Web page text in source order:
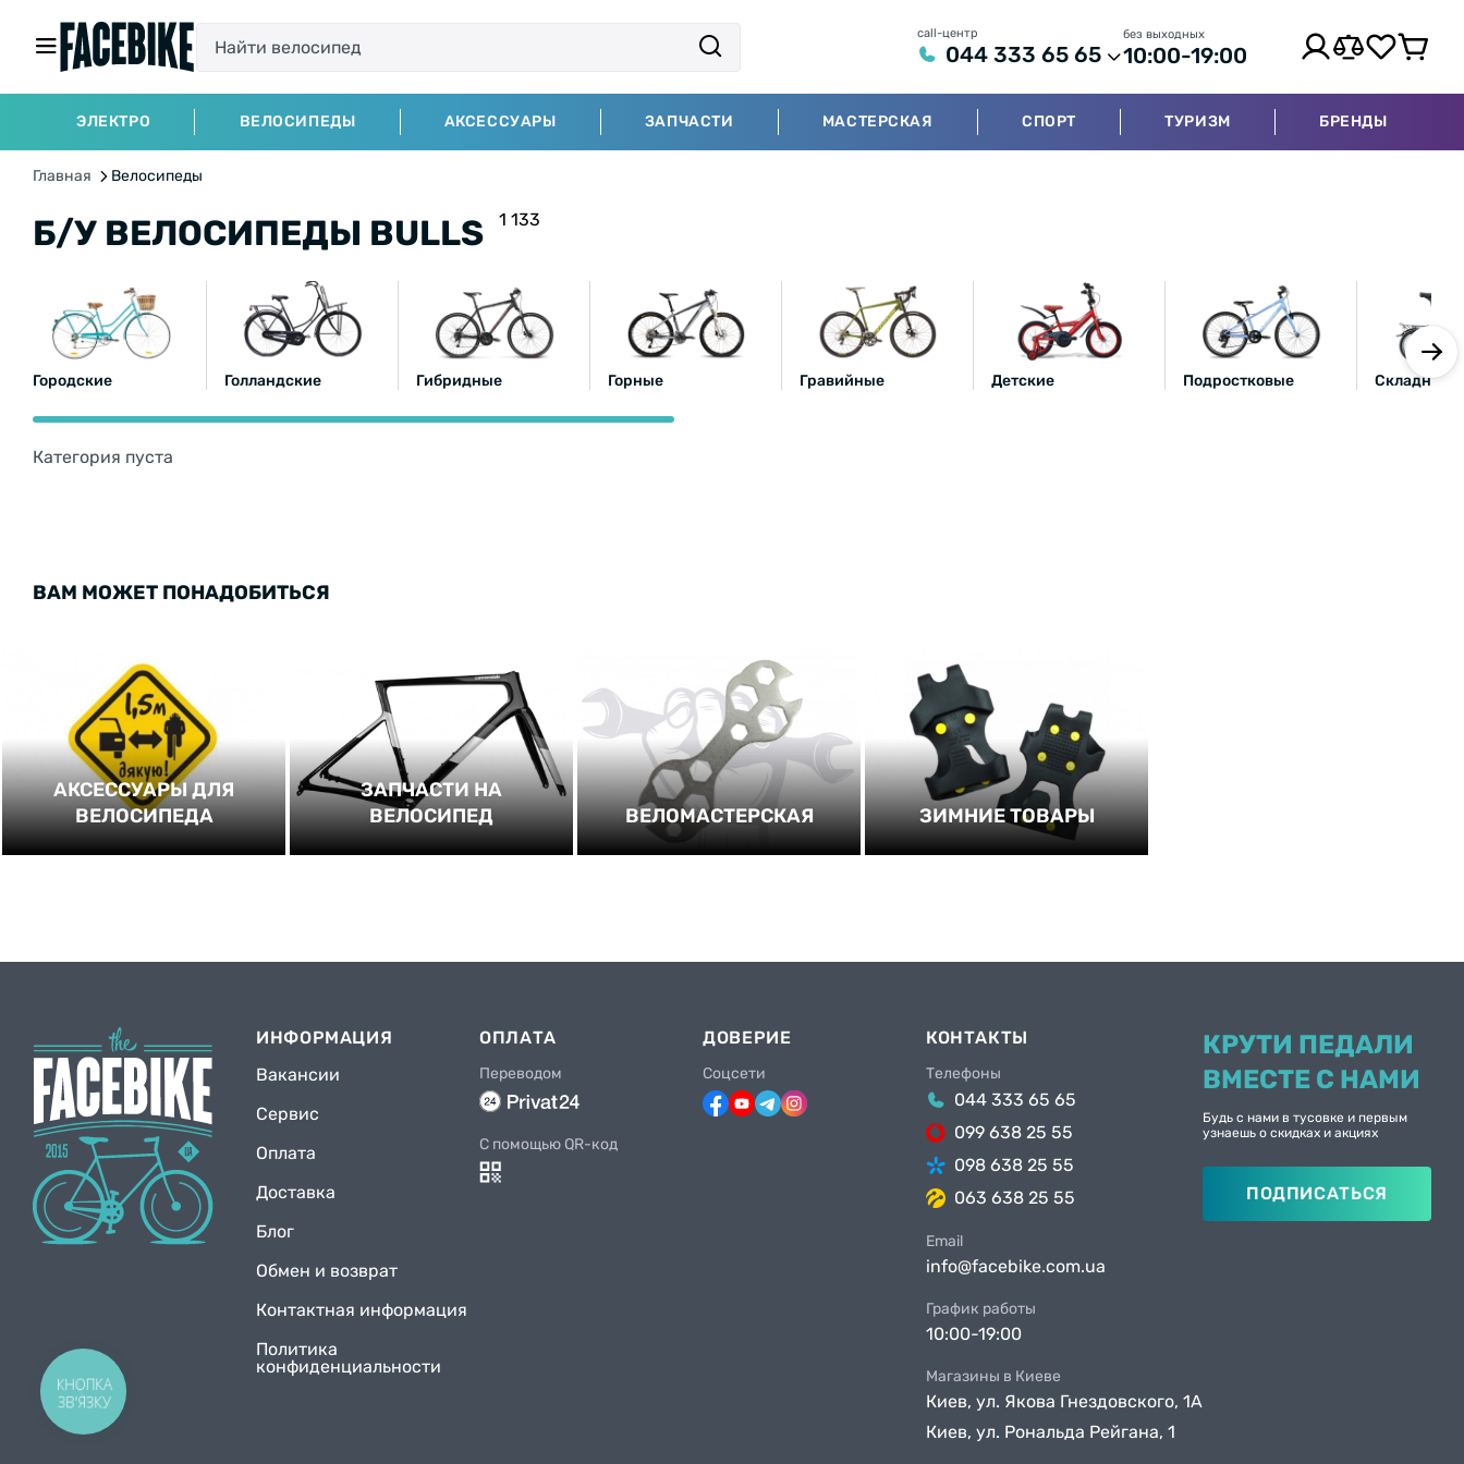
call-центр
044 333 65 65
без выходных
10:00-19:00
ЭЛЕКТРО ВЕЛОСИПЕДЫ АКСЕССУАРЫ ЗАПЧАСТИ МАСТЕРСКАЯ СПОРТ ТУРИЗМ БРЕНДЫ
Главная Велосипеды
Б/У ВЕЛОСИПЕДЫ BULLS 1 133
Городские Голландские Гибридные Горные Гравийные Детские Подростковые Складные
Категория пуста
ВАМ МОЖЕТ ПОНАДОБИТЬСЯ
АКСЕССУАРЫ ДЛЯ
ВЕЛОСИПЕДА
ЗАПЧАСТИ НА
ВЕЛОСИПЕД
ВЕЛОМАСТЕРСКАЯ ЗИМНИЕ ТОВАРЫ
ИНФОРМАЦИЯ
Вакансии
Сервис
Оплата
Доставка
Блог
Обмен и возврат
Контактная информация
Политика
конфиденциальности
ОПЛАТА
Переводом
C помощью QR-код
ДОВЕРИЕ
Соцсети
КОНТАКТЫ
Телефоны
044 333 65 65
099 638 25 55
098 638 25 55
063 638 25 55
Email
info@facebike.com.ua
График работы
10:00-19:00
Магазины в Киеве
Киев, ул. Якова Гнездовского, 1А
Киев, ул. Рональда Рейгана, 1
КРУТИ ПЕДАЛИ
ВМЕСТЕ С НАМИ
Будь с нами в тусовке и первым
узнаешь о скидках и акциях
ПОДПИСАТЬСЯ
КНОПКА
ЗВ'ЯЗКУ